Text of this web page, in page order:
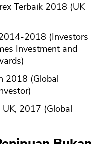
Terbaik 2018 (UK
2018 (Investors
Investment and
2018 (Global
UK, 2017 (Global